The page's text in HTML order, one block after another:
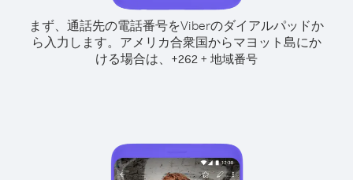
まず、通話先の電話番号をViberのダイアルパッドか
ら入力します。 アメリカ合衆国からマヨット島にか
ける場合は、 +262 + 地域番号